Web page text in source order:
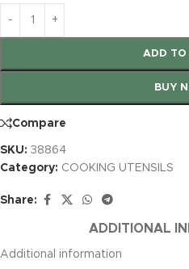
ADD TO
BUY
Compare
SKU: 38864
Category: COOKING UTENSILS
Share:
ADDITIONAL
Additional information